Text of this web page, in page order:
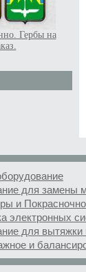
Гербы на
для замены
и
электронных
для вытяжки
и